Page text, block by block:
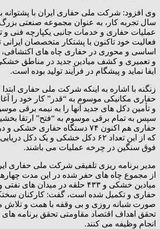
وی افزود: شرکت ملی حفاری ایران با پشتوانه
سال تجربه کار، به عنوان مجموعه صنعتی بزرگ
عملیات حفاری و خدمات جانبی یکپارچه فنی
فعالیت خود تاکنون با پشتکار متخصصان
اساسی و محوری در حفاری چاه های
و تعمیری و کشف میادین جدید در مناطق
ایفا نماید و پیشگام در فرآیند تولید بوده است.
زنگنه با اشاره به اینکه شرکت ملی حفاری
حفاری مکانیکی موسوم به “قدر” کار خود را
و تأمین دکل های جدید آنها را به نیمه برقی
سپس به تمام برقی موسوم به “فتح” ارتقا
حفاری هم اکنون ۷۴ دستگاه حفاری
که از این تعداد ۶۲ دکل خشکی و یک
فوق سنگین در چرخه عملیات می باشند.
مدیر برنامه ریزی تلفیقی شرکت ملی حفاری
میادین خشکی و ۴۳۳ حلقه در میدان
حفاری و تکمیل شده است، گفت: کارکنان
صورت شبانه روزی و بی وقفه با همت و
تحقق اهداف اقتصاد مقاومتی تحقق برنامه
انجام وظیفه می کنند.